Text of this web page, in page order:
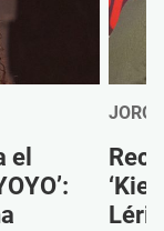
el